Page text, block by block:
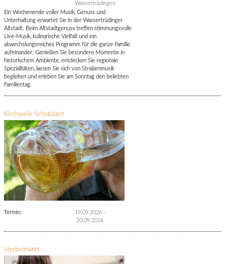
Wassertrüdingen
Ein Wochenende voller Musik, Genuss und
Unterhaltung erwartet Sie in der Wassertrüdinger
Altstadt. Beim Altstadtgenuss treffen stimmungsvolle
Live-Musik, kulinarische Vielfalt und ein
abwechslungsreiches Programm für die ganze Familie
aufeinander. Genießen Sie besondere Momente in
historischem Ambiente, entdecken Sie regionale
Spezialitäten, lassen Sie sich von Straßenmusik
begleiten und erleben Sie am Sonntag den beliebten
Familientag.
Kirchweih Schobdach
Termin: 19.09.2026 –
20.09.2026
Herbstmarkt